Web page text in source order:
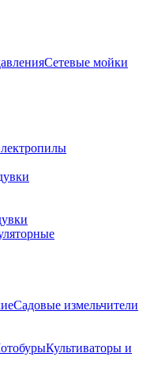
Сетевые мойки
Садовые измельчители
Культиваторы и